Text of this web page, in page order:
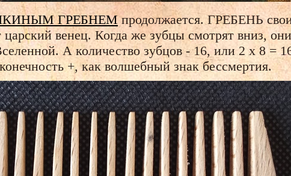
ГРЕБНЕМпродолжается. ГРЕБЕНЬ
венец. Когда же зубцы смотрят вниз,
А количество зубцов - 16, или 2 х 8 =
+, как волшебный знак бессмертия.